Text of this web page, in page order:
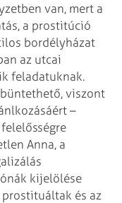
van, mert a
a prostitúció
bordélyházat
az utcai
feladatuknak.
viszont
–
Anna, a
kijelölése
és az